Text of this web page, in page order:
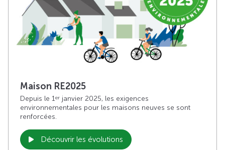
Maison RE2025
Depuis le 1er janvier 2025, les exigences
environnementales pour les maisons neuves se sont
renforcées.
Découvrir les évolutions